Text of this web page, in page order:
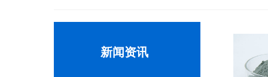
新闻资讯